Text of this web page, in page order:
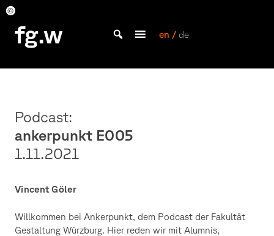
Skip
content
fg.w
Bachelor Kommunikationsdesign und Master Design & Information studieren
en / de
Podcast:
ankerpunkt E005
1.11.2021
Vincent Göler
Willkommen bei Ankerpunkt, dem Podcast der Fakultät
Gestaltung Würzburg. Hier reden wir mit Alumnis,
Göler
Göler
Göler
Göler
Göler
Göler
Göler
Göler
Göler
Göler